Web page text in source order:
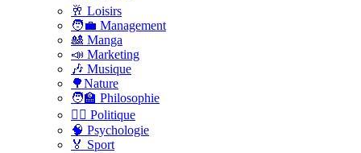
🥂 Loisirs
🧑‍💼 Management
🎎 Manga
📣 Marketing
🎶 Musique
🌳Nature
🧑‍🏫 Philosophie
👨‍⚖️ Politique
🧠 Psychologie
🏅 Sport